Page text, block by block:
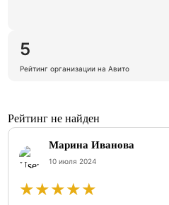
5
Рейтинг организации на Авито
Рейтинг не найден
Марина Иванова
10 июля 2024
★★★★★